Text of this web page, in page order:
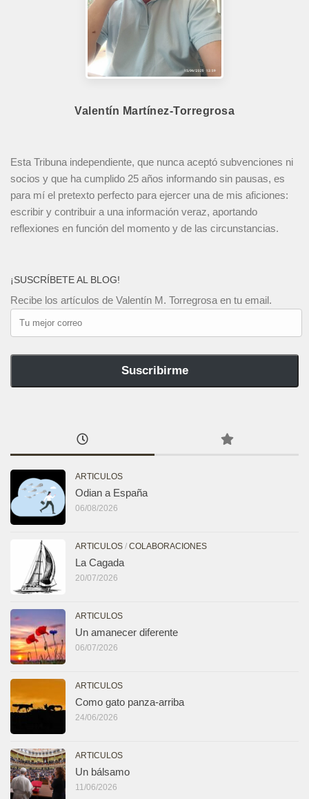
Valentín Martínez-Torregrosa
Esta Tribuna independiente, que nunca aceptó subvenciones ni
socios y que ha cumplido 25 años informando sin pausas, es
para mí el pretexto perfecto para ejercer una de mis aficiones:
escribir y contribuir a una información veraz, aportando
reflexiones en función del momento y de las circunstancias.
¡SUSCRÍBETE AL BLOG!
Recibe los artículos de Valentín M. Torregrosa en tu email.
mejor
Suscribirme
ARTICULOS
Odian a España
06/08/2026
ARTICULOS / COLABORACIONES
La Cagada
20/07/2026
ARTICULOS
Un amanecer diferente
06/07/2026
ARTICULOS
Como gato panza-arriba
24/06/2026
ARTICULOS
Un bálsamo
11/06/2026